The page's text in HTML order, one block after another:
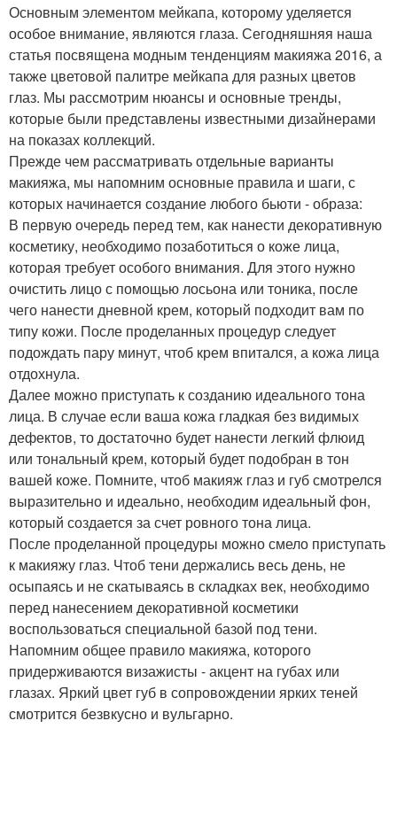
Основным элементом мейкапа, которому уделяется
особое внимание, являются глаза. Сегодняшняя наша
статья посвящена модным тенденциям макияжа 2016, а
также цветовой палитре мейкапа для разных цветов
глаз. Мы рассмотрим нюансы и основные тренды,
которые были представлены известными дизайнерами
на показах коллекций.
Прежде чем рассматривать отдельные варианты
макияжа, мы напомним основные правила и шаги, с
которых начинается создание любого бьюти - образа:
В первую очередь перед тем, как нанести декоративную
косметику, необходимо позаботиться о коже лица,
которая требует особого внимания. Для этого нужно
очистить лицо с помощью лосьона или тоника, после
чего нанести дневной крем, который подходит вам по
типу кожи. После проделанных процедур следует
подождать пару минут, чтоб крем впитался, а кожа лица
отдохнула.
Далее можно приступать к созданию идеального тона
лица. В случае если ваша кожа гладкая без видимых
дефектов, то достаточно будет нанести легкий флюид
или тональный крем, который будет подобран в тон
вашей коже. Помните, чтоб макияж глаз и губ смотрелся
выразительно и идеально, необходим идеальный фон,
который создается за счет ровного тона лица.
После проделанной процедуры можно смело приступать
к макияжу глаз. Чтоб тени держались весь день, не
осыпаясь и не скатываясь в складках век, необходимо
перед нанесением декоративной косметики
воспользоваться специальной базой под тени.
Напомним общее правило макияжа, которого
придерживаются визажисты - акцент на губах или
глазах. Яркий цвет губ в сопровождении ярких теней
смотрится безвкусно и вульгарно.